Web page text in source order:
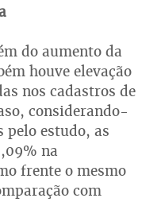
do aumento da
houve elevação
nos cadastros de
considerando-
pelo estudo, as
na
frente o mesmo
com